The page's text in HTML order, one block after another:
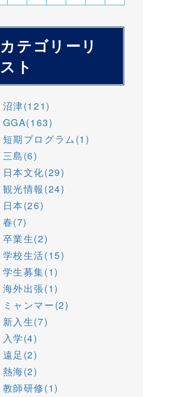
カテゴリーリ
スト
沼津(121)
GGA(163)
短期プログラム(1)
三島(6)
日本文化(29)
観光情報(24)
日本(26)
春(7)
卒業生(2)
学校生活(15)
学生募集(1)
海外出張(1)
ミャンマー(2)
新入生(7)
入学(4)
遠足(2)
熱海(2)
教師研修(1)